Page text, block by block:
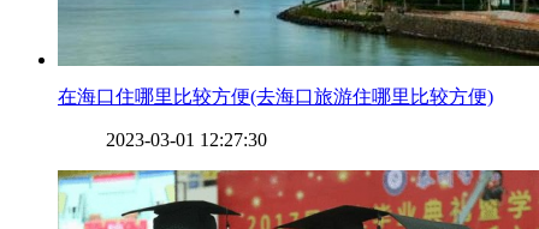
​在海口住哪里比较方便(去海口旅游住哪里比较方便)
2023-03-01 12:27:30